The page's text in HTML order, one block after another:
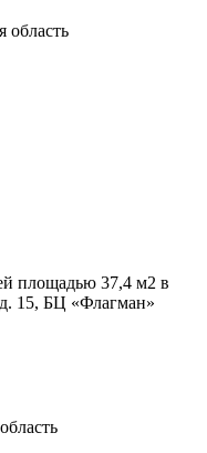
область
площадью 37,4 м2 в
15, БЦ «Флагман»